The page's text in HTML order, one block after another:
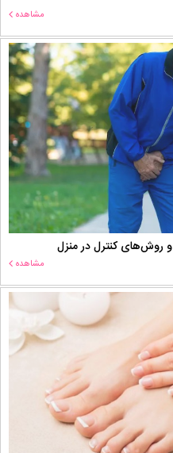
مشاهده
و روش‌های کنترل در منزل
مشاهده